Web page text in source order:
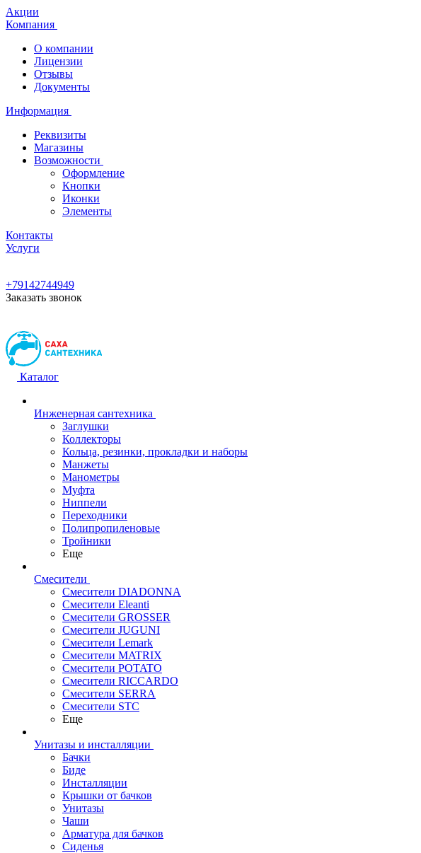
Акции
Компания
О компании
Лицензии
Отзывы
Документы
Информация
Реквизиты
Магазины
Возможности
Оформление
Кнопки
Иконки
Элементы
Контакты
Услуги
+79142744949
Заказать звонок
Каталог
Инженерная сантехника
Заглушки
Коллекторы
Кольца, резинки, прокладки и наборы
Манжеты
Манометры
Муфта
Ниппели
Переходники
Полипропиленовые
Тройники
Еще
Смесители
Смесители DIADONNA
Смесители Eleanti
Смесители GROSSER
Смесители JUGUNI
Смесители Lemark
Смесители MATRIX
Смесители POTATO
Смесители RICCARDO
Смесители SERRA
Смесители STC
Еще
Унитазы и инсталляции
Бачки
Биде
Инсталляции
Крышки от бачков
Унитазы
Чаши
Арматура для бачков
Сиденья